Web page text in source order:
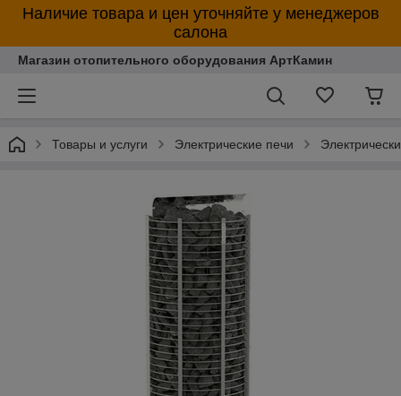
Наличие товара и цен уточняйте у менеджеров
салона
Магазин отопительного оборудования АртКамин
Товары и услуги Электрические печи